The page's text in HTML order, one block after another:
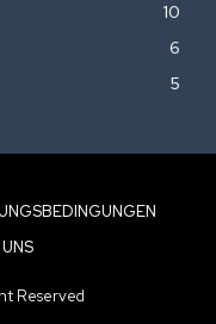
10
6
5
Reserved